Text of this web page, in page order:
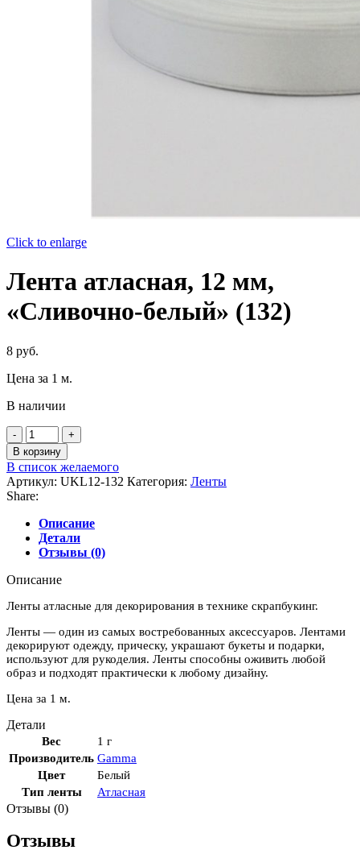
Click to enlarge
Лента атласная, 12 мм,
«Сливочно-белый» (132)
8 руб.
Цена за 1 м.
В наличии
Количество
товара
Лента
атласная,
12
мм,
"Сливочно-
белый"
(132)
В корзину
В список желаемого
Артикул: UKL12-132 Категория: Ленты
Share:
Описание
Детали
Отзывы (0)
Описание
Ленты атласные для декорирования в технике скрапбукинг.
Ленты — один из самых востребованных аксессуаров. Лентами
декорируют одежду, прическу, украшают букеты и подарки,
используют для рукоделия. Ленты способны оживить любой
образ и подходят практически к любому дизайну.
Цена за 1 м.
Детали
Вес
1 г
Производитель Gamma
Цвет
Белый
Тип ленты
Атласная
Отзывы (0)
Отзывы